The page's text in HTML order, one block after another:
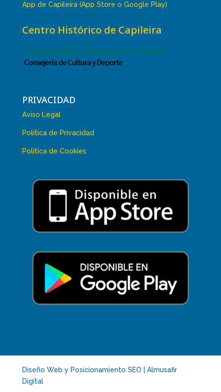
App de Capileira (App Store o Google Play)
Centro Histórico de Capileira
PRIVACIDAD
Aviso Legal
Política de Privacidad
Política de Cookies
Diseño Web y Posicionamiento SEO | Almusafir
Digital